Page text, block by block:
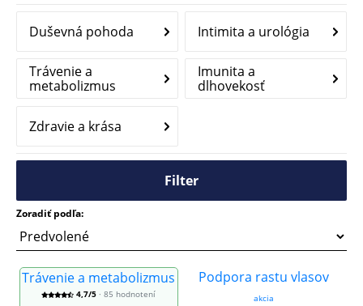
Duševná pohoda Intimita a urológia
Trávenie a
metabolizmus
Imunita a
dlhovekosť
Zdravie a krása
Filter
Zoradiť podľa:
Trávenie a metabolizmus
4,7/5 · 85 hodnotení
Podpora rastu vlasov
akcia